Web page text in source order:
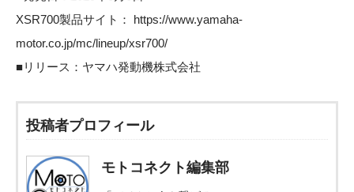
XSR700製品サイト： https://www.yamaha-
motor.co.jp/mc/lineup/xsr700/
■リリース： ヤマハ発動機株式会社
投稿者プロフィール
モトコネクト編集部